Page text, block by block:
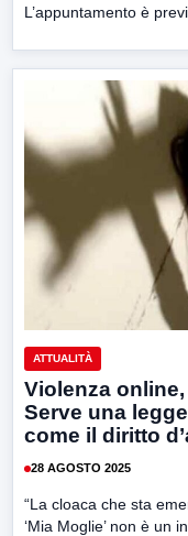
L’appuntamento è
ATTUALITÀ
Violenza online,
Serve una
come il diritto
28 AGOSTO 2025
“La cloaca che sta
‘Mia Moglie’ non è un